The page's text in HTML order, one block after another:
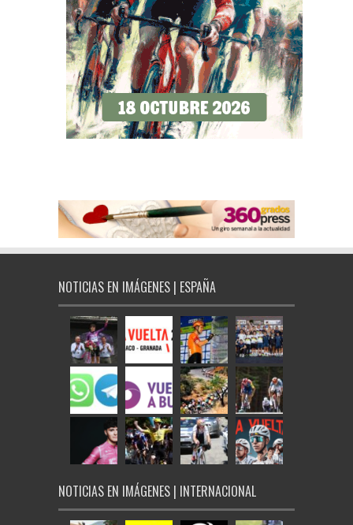
NOTICIAS EN IMÁGENES | ESPAÑA
NOTICIAS EN IMÁGENES | INTERNACIONAL